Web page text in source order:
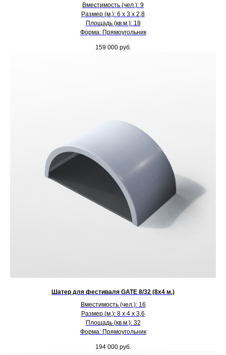
Вместимость (чел.): 9
Размер (м.): 6 х 3 х 2,8
Площадь (кв.м.): 18
Форма: Прямоугольник
159 000 руб.
Шатер для фестиваля GATE 8/32 (8х4 м.)
Вместимость (чел.): 16
Размер (м.): 8 х 4 х 3,6
Площадь (кв.м.): 32
Форма: Прямоугольник
194 000 руб.